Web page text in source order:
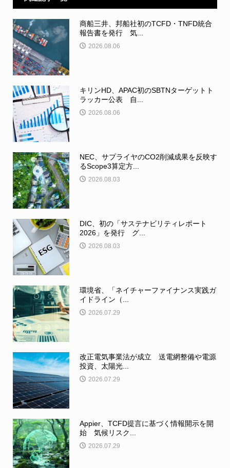
商船三井、邦船社初のTCFD・TNFD統合
報告書を発行 気...
2026.08.06
キリンHD、APAC初のSBTNターゲットト
ラッカー公表 自...
2026.08.06
NEC、サプライヤのCO2削減成果を反映す
るScope3算定方...
2026.08.03
DIC、初の「サステナビリティレポート
2026」を発行 グ...
2026.08.03
環境省、「ネイチャーファイナンス実践ガ
イドライン（...
2026.07.29
改正電気事業法が成立 送電網整備や電源
投資、太陽光...
2026.07.29
Appier、TCFD提言に基づく情報開示を開
始 気候リスク...
2026.07.29